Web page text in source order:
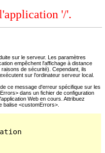
'/'.
sur le serveur. Les paramètres
empêchent l'affichage à distance
de sécurité). Cependant, ils
sur l'ordinateur serveur local.
ce message d'erreur spécifique sur les
dans un fichier de configuration
Web en cours. Attribuez
balise <customErrors>.